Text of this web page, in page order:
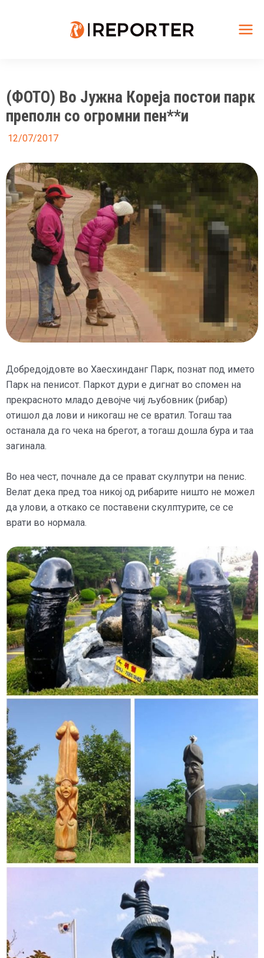
(ФОТО) Во Јужна Кореја постои парк
преполн со огромни пен**и
12/07/2017
Добредојдовте во Хаесхинданг Парк, познат под името
Парк на пенисот. Паркот дури е дигнат во спомен на
прекрасното младо девојче чиј љубовник (рибар)
отишол да лови и никогаш не се вратил. Тогаш таа
останала да го чека на брегот, а тогаш дошла бура и таа
загинала.
Во неа чест, почнале да се прават скулпутри на пенис.
Велат дека пред тоа никој од рибарите ништо не можел
да улови, а откако се поставени скулптурите, се се
врати во нормала.